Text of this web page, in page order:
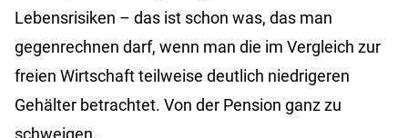
Lebensrisiken – das ist schon was, das man
gegenrechnen darf, wenn man die im Vergleich zur
freien Wirtschaft teilweise deutlich niedrigeren
Gehälter betrachtet. Von der Pension ganz zu
schweigen.